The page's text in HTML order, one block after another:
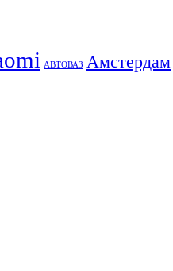
АВТОВАЗ Амстердам